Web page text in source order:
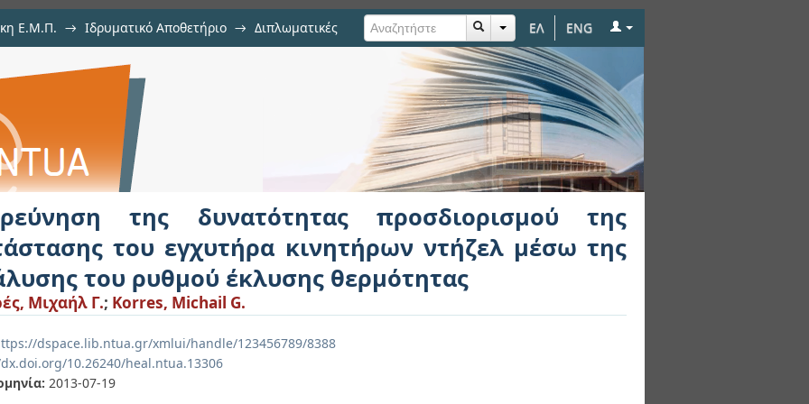
ΕΛ ENG
Ε.Μ.Π. → Ιδρυματικό Αποθετήριο → Διπλωματικές
προσδιορισμού της κατάστασης του
ντήζελ μέσω της ανάλυσης του ρυθμού έκλυσης
της δυνατότητας προσδιορισμού της
του εγχυτήρα κινητήρων ντήζελ μέσω της
του ρυθμού έκλυσης θερμότητας
Μιχαήλ Γ.; Korres, Michail G.
dspace.lib.ntua.gr/xmlui/handle/123456789/8388
10.26240/heal.ntua.13306
2013-07-19